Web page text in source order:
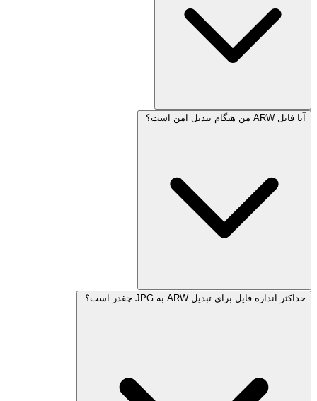
آیا فایل ARW من هنگام تبدیل امن است؟
حداکثر اندازه فایل برای تبدیل ARW به JPG چقدر است؟